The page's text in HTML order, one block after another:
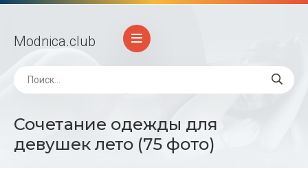
Modnica.club
Сочетание одежды для
девушек лето (75 фото)